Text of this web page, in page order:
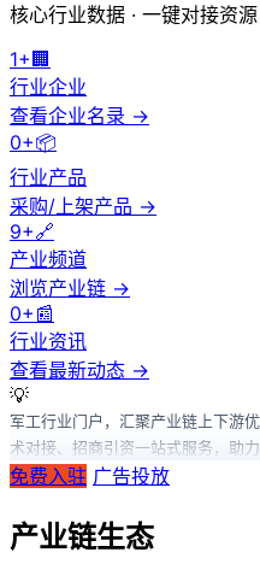
核心行业数据 · 一键对接资源
1+🏢
行业企业
查看企业名录 →
0+📦
行业产品
采购/上架产品 →
9+🔗
产业频道
浏览产业链 →
0+ 📰
行业资讯
查看最新动态 →
💡
军工行业门户，汇聚产业链上下游
术对接、招商引资一站式服务，助
免费入驻 广告投放
产业链生态